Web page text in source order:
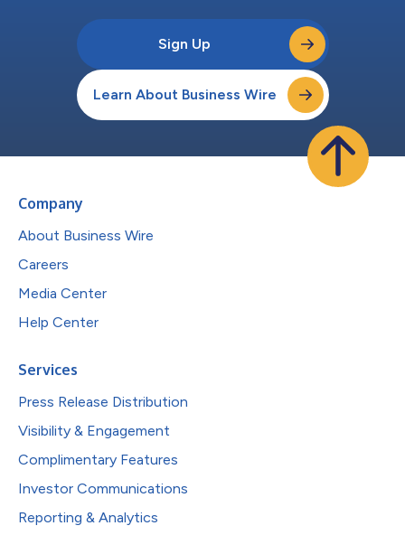
Sign Up
Learn About Business Wire
Company
About Business Wire
Careers
Media Center
Help Center
Services
Press Release Distribution
Visibility & Engagement
Complimentary Features
Investor Communications
Reporting & Analytics